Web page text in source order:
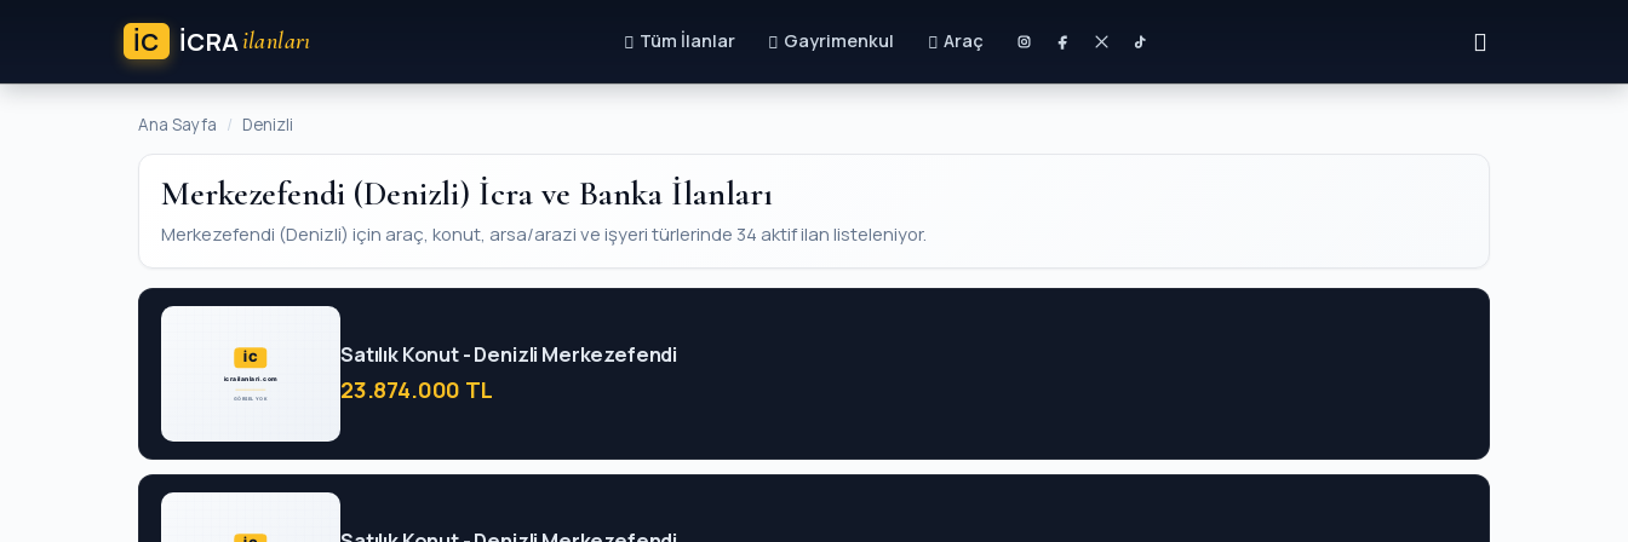
İC ICRAilanları Tüm İlanlar Gayrimenkul Araç
Ana Sayfa Denizli
Merkezefendi (Denizli) İcra ve Banka İlanları
Merkezefendi (Denizli) için araç, konut, arsa/arazi ve işyeri türlerinde 34 aktif ilan listeleniyor.
Satılık Konut - Denizli Merkezefendi
23.874.000 TL